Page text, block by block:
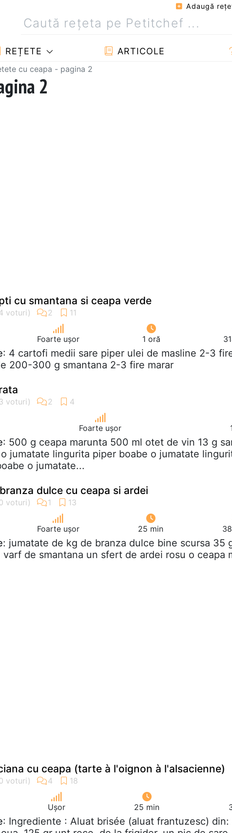
Adaugă
REȚETE ARTICOLE
cu ceapa - pagina 2
2
cu smantana si ceapa verde
Foarte ușor 1 oră
: 4 cartofi medii sare piper ulei de masline 2-3
200-300 g smantana 2-3 fire marar
Foarte ușor
: 500 g ceapa marunta 500 ml otet de vin 13 g
jumatate lingurita piper boabe o jumatate
o jumatate...
dulce cu ceapa si ardei
Foarte ușor 25 min
: jumatate de kg de branza dulce bine scursa 35
de smantana un sfert de ardei rosu o ceapa
cu ceapa (tarte à l'oignon à l'alsacienne)
Ușor 25 min
: Ingrediente : Aluat brisée (aluat frantuzesc) din: